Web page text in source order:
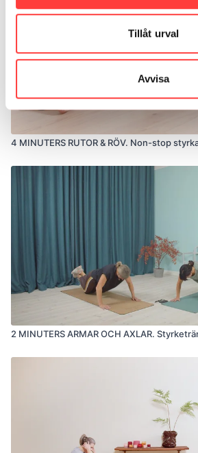
Tillåt urval
Avvisa
4 MINUTERS RUTOR & RÖV. Non-stop
2 MINUTERS ARMAR OCH AXLAR.